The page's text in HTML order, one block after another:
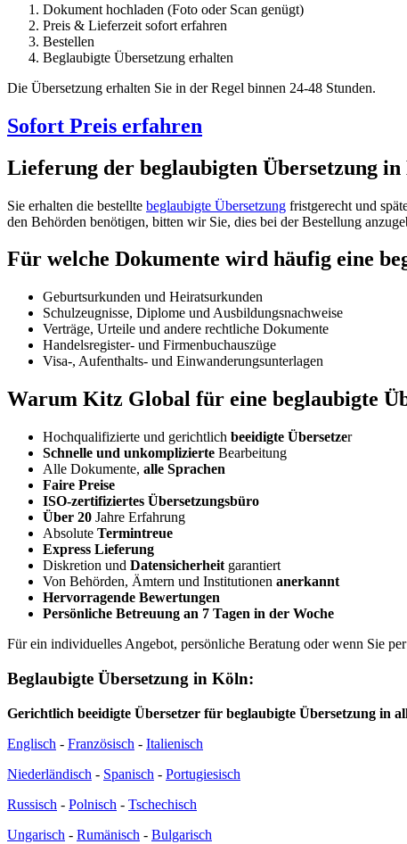
Dokument hochladen (Foto oder Scan genügt)
Preis & Lieferzeit sofort erfahren
Bestellen
Beglaubigte Übersetzung erhalten
Die Übersetzung erhalten Sie in der Regel binnen 24-48 Stunden.
Sofort Preis erfahren
Lieferung der beglaubigten Übersetzung
Sie erhalten die bestellte beglaubigte Übersetzung fristgerecht und
den Behörden benötigen, bitten wir Sie, dies bei der Bestellung
Für welche Dokumente wird häufig eine
Geburtsurkunden und Heiratsurkunden
Schulzeugnisse, Diplome und Ausbildungsnachweise
Verträge, Urteile und andere rechtliche Dokumente
Handelsregister- und Firmenbuchauszüge
Visa-, Aufenthalts- und Einwanderungsunterlagen
Warum Kitz Global für eine beglaubigte
Hochqualifizierte und gerichtlich beeidigte Übersetzer
Schnelle und unkomplizierte Bearbeitung
Alle Dokumente, alle Sprachen
Faire Preise
ISO-zertifiziertes Übersetzungsbüro
Über 20 Jahre Erfahrung
Absolute Termintreue
Express Lieferung
Diskretion und Datensicherheit garantiert
Von Behörden, Ämtern und Institutionen anerkannt
Hervorragende Bewertungen
Persönliche Betreuung an 7 Tagen in der Woche
Für ein individuelles Angebot, persönliche Beratung oder wenn Sie
Beglaubigte Übersetzung in Köln:
Gerichtlich beeidigte Übersetzer für beglaubigte Übersetzung in
Englisch - Französisch - Italienisch
Niederländisch - Spanisch - Portugiesisch
Russisch - Polnisch - Tschechisch
Ungarisch - Rumänisch - Bulgarisch